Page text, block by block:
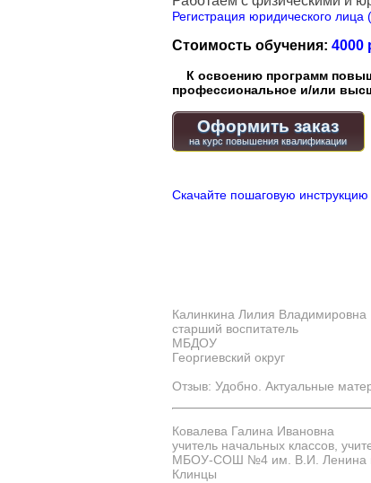
Регистрация юридического лица
Стоимость обучения: 4000
К освоению программ
профессиональное и/или
Оформить заказ
Скачайте пошаговую
Калинкина Лилия Владимировна
старший воспитатель
МБДОУ
Георгиевский округ
Отзыв: Удобно. Актуальные
Ковалева Галина Ивановна
учитель начальных классов,
МБОУ-СОШ №4 им. В.И. Ленина
Клинцы